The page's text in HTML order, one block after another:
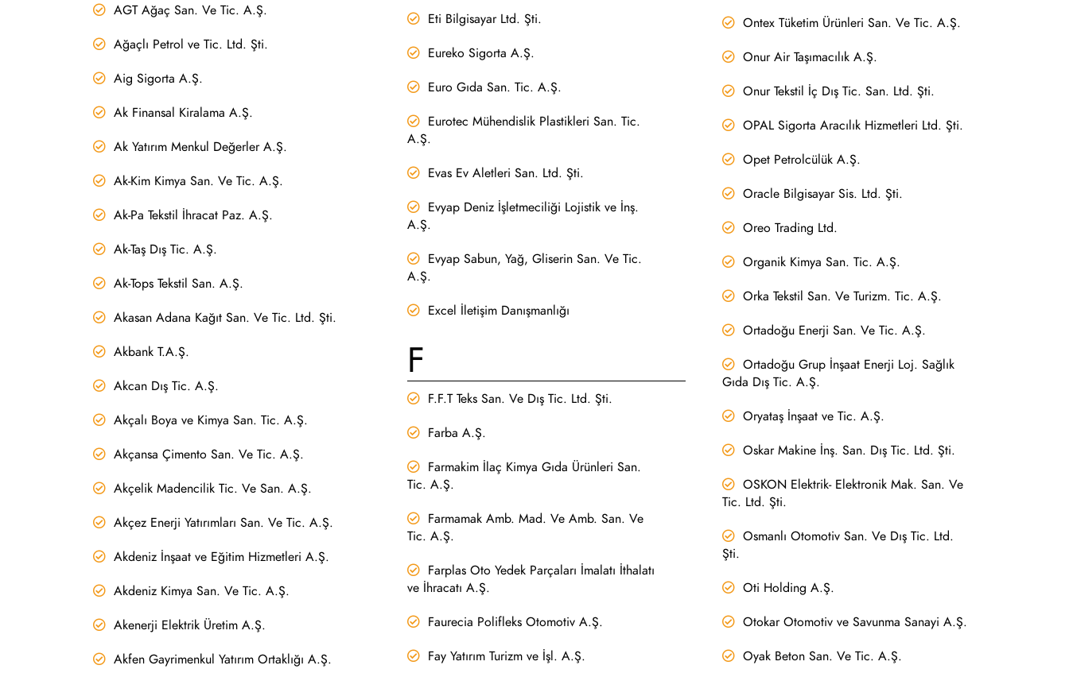
AGT Ağaç San. Ve Tic. A.Ş.
Ağaçlı Petrol ve Tic. Ltd. Şti.
Aig Sigorta A.Ş.
Ak Finansal Kiralama A.Ş.
Ak Yatırım Menkul Değerler A.Ş.
Ak-Kim Kimya San. Ve Tic. A.Ş.
Ak-Pa Tekstil İhracat Paz. A.Ş.
Ak-Taş Dış Tic. A.Ş.
Ak-Tops Tekstil San. A.Ş.
Akasan Adana Kağıt San. Ve Tic. Ltd. Şti.
Akbank T.A.Ş.
Akcan Dış Tic. A.Ş.
Akçalı Boya ve Kimya San. Tic. A.Ş.
Akçansa Çimento San. Ve Tic. A.Ş.
Akçelik Madencilik Tic. Ve San. A.Ş.
Akçez Enerji Yatırımları San. Ve Tic. A.Ş.
Akdeniz İnşaat ve Eğitim Hizmetleri A.Ş.
Akdeniz Kimya San. Ve Tic. A.Ş.
Akenerji Elektrik Üretim A.Ş.
Akfen Gayrimenkul Yatırım Ortaklığı A.Ş.
Eti Bilgisayar Ltd. Şti.
Eureko Sigorta A.Ş.
Euro Gıda San. Tic. A.Ş.
Eurotec Mühendislik Plastikleri San. Tic.
A.Ş.
Evas Ev Aletleri San. Ltd. Şti.
Evyap Deniz İşletmeciliği Lojistik ve İnş.
A.Ş.
Evyap Sabun, Yağ, Gliserin San. Ve Tic.
A.Ş.
Excel İletişim Danışmanlığı
F
F.F.T Teks San. Ve Dış Tic. Ltd. Şti.
Farba A.Ş.
Farmakim İlaç Kimya Gıda Ürünleri San.
Tic. A.Ş.
Farmamak Amb. Mad. Ve Amb. San. Ve
Tic. A.Ş.
Farplas Oto Yedek Parçaları İmalatı İthalatı
ve İhracatı A.Ş.
Faurecia Polifleks Otomotiv A.Ş.
Fay Yatırım Turizm ve İşl. A.Ş.
Ontex Tüketim Ürünleri San. Ve Tic. A.Ş.
Onur Air Taşımacılık A.Ş.
Onur Tekstil İç Dış Tic. San. Ltd. Şti.
OPAL Sigorta Aracılık Hizmetleri Ltd. Şti.
Opet Petrolcülük A.Ş.
Oracle Bilgisayar Sis. Ltd. Şti.
Oreo Trading Ltd.
Organik Kimya San. Tic. A.Ş.
Orka Tekstil San. Ve Turizm. Tic. A.Ş.
Ortadoğu Enerji San. Ve Tic. A.Ş.
Ortadoğu Grup İnşaat Enerji Loj. Sağlık
Gıda Dış Tic. A.Ş.
Oryataş İnşaat ve Tic. A.Ş.
Oskar Makine İnş. San. Dış Tic. Ltd. Şti.
OSKON Elektrik- Elektronik Mak. San. Ve
Tic. Ltd. Şti.
Osmanlı Otomotiv San. Ve Dış Tic. Ltd.
Şti.
Oti Holding A.Ş.
Otokar Otomotiv ve Savunma Sanayi A.Ş.
Oyak Beton San. Ve Tic. A.Ş.